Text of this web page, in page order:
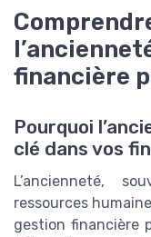
financière
Pourquoi
clé dans vos
L’ancienneté,
ressources
gestion financière